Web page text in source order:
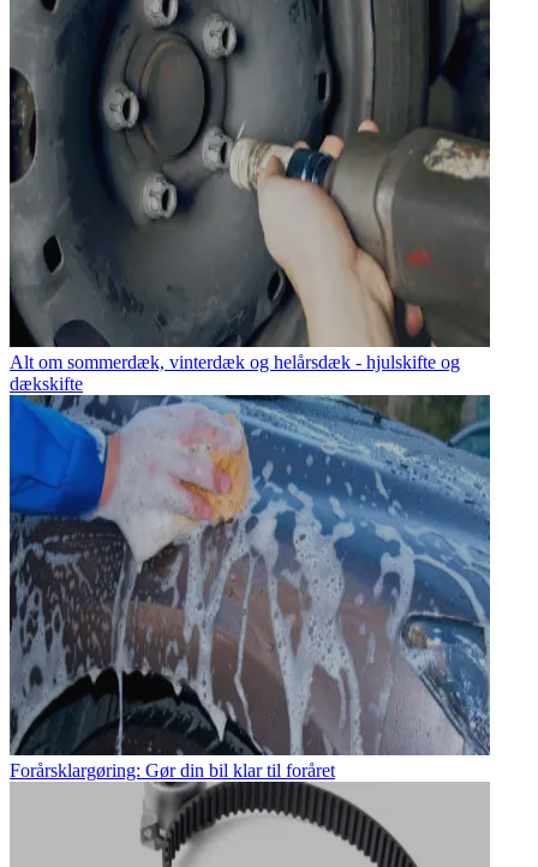
Alt om sommerdæk, vinterdæk og helårsdæk - hjulskifte og
dækskifte
Forårsklargøring: Gør din bil klar til foråret